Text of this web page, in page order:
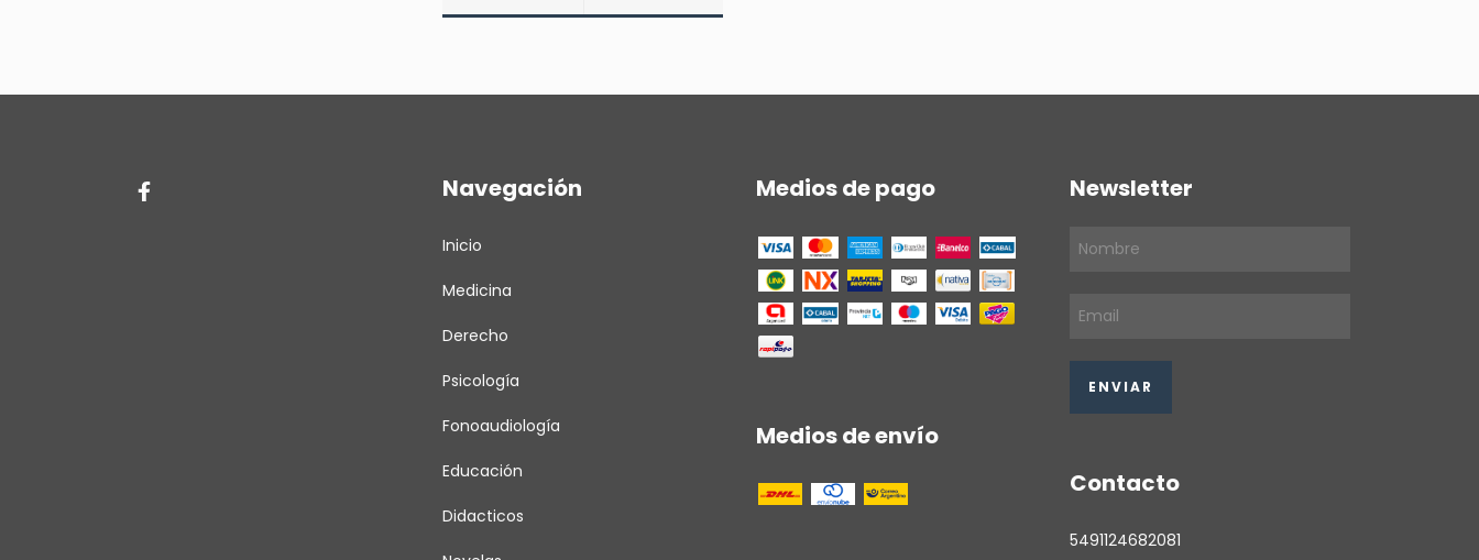
Navegación
Inicio
Medicina
Derecho
Psicología
Fonoaudiología
Educación
Didacticos
Medios de pago
Medios de envío
Newsletter
Contacto
5491124682081